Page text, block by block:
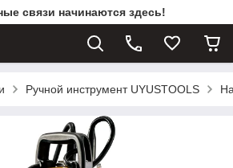
связи начинаются здесь!
Ручной инструмент UYUSTOOLS